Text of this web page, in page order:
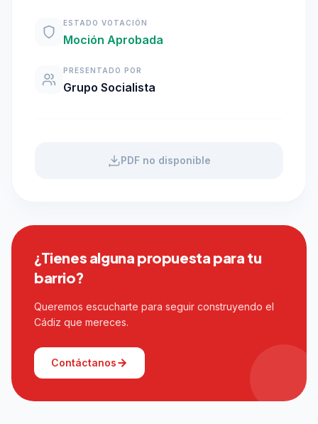
ESTADO VOTACIÓN
Moción Aprobada
PRESENTADO POR
Grupo Socialista
PDF no disponible
¿Tienes alguna propuesta para tu
barrio?
Queremos escucharte para seguir construyendo el
Cádiz que mereces.
Contáctanos